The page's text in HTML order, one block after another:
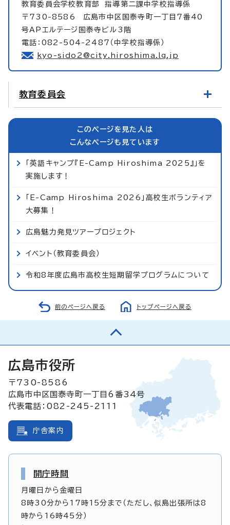
教育委員会学校教育部指導第二課中学校指導係
〒730-8586 広島市中区国泰寺町一丁目7番40
号APエルテージ国泰寺ビル3階
電話：082-504-2487（中学校指導係）
kyo-sido2@city.hiroshima.lg.jp
教育委員会
このページを見た人は
こんなページも見ています
「英語キャンプ『E-Camp Hiroshima 2025』」を
実施します！
「E-Camp Hiroshima 2026」高校生ボランティア
大募集！
広島魅力発見ツアープロジェクト
イベント（教育委員会）
令和8年度広島市高校生短期留学プログラムについて
前のページへ戻る トップページへ戻る
広島市役所
〒730-8586
広島市中区国泰寺町一丁目6番34号
代表電話：082-245-2111
庁舎案内
開庁時間
月曜日から金曜日
8時30分から17時15分まで（ただし、似島出張所は8
時から16時45分）